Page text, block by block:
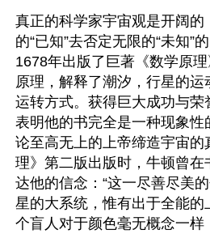
真正的科学家宇宙观是开阔的
的“已知”去否定无限的“未知”
1678年出版了巨著《数学原
原理，解释了潮汐，行星的
运转方式。获得巨大成功与
表明他的书完全是一种现象性
论至高无上的上帝缔造宇宙的
理》第二版出版时，牛顿曾在
达他的信念：“这一尽善尽美
星的大系统，惟有出于全能
个盲人对于颜色毫无概念一